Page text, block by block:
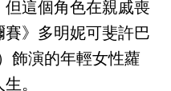
但這個角色在親戚喪
》多明妮可斐許巴
飾演的年輕女性蘿
。